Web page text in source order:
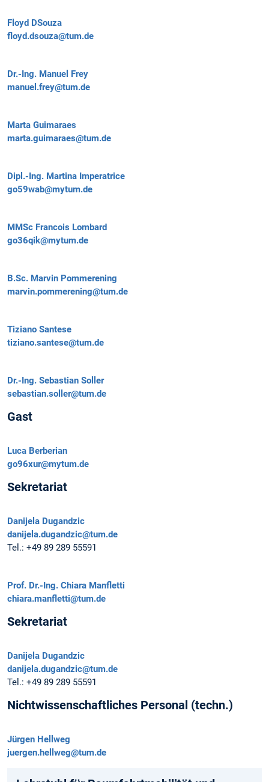
Floyd DSouza
floyd.dsouza@tum.de
Dr.-Ing. Manuel Frey
manuel.frey@tum.de
Marta Guimaraes
marta.guimaraes@tum.de
Dipl.-Ing. Martina Imperatrice
go59wab@mytum.de
MMSc Francois Lombard
go36qik@mytum.de
B.Sc. Marvin Pommerening
marvin.pommerening@tum.de
Tiziano Santese
tiziano.santese@tum.de
Dr.-Ing. Sebastian Soller
sebastian.soller@tum.de
Gast
Luca Berberian
go96xur@mytum.de
Sekretariat
Danijela Dugandzic
danijela.dugandzic@tum.de
Tel.: +49 89 289 55591
Prof. Dr.-Ing. Chiara Manfletti
chiara.manfletti@tum.de
Sekretariat
Danijela Dugandzic
danijela.dugandzic@tum.de
Tel.: +49 89 289 55591
Nichtwissenschaftliches Personal (techn.)
Jürgen Hellweg
juergen.hellweg@tum.de